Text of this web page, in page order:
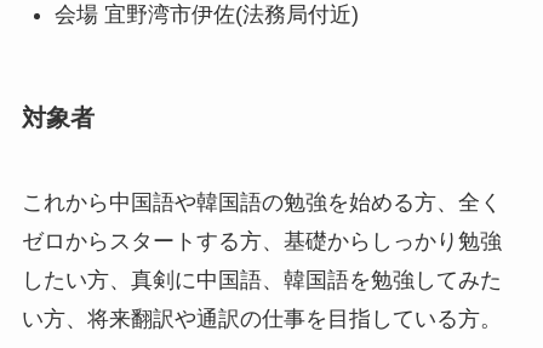
会場 宜野湾市伊佐(法務局付近)
対象者
これから中国語や韓国語の勉強を始める方、全く
ゼロからスタートする方、基礎からしっかり勉強
したい方、真剣に中国語、韓国語を勉強してみた
い方、将来翻訳や通訳の仕事を目指している方。